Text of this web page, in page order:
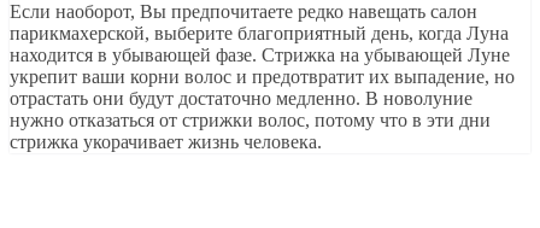
Если наоборот, Вы предпочитаете редко навещать салон
парикмахерской, выберите благоприятный день, когда Луна
находится в убывающей фазе. Стрижка на убывающей Луне
укрепит ваши корни волос и предотвратит их выпадение, но
отрастать они будут достаточно медленно. В новолуние
нужно отказаться от стрижки волос, потому что в эти дни
стрижка укорачивает жизнь человека.